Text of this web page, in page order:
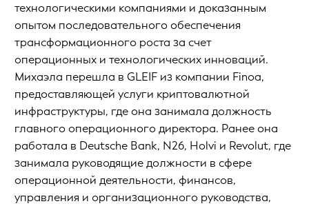
технологическими компаниями и доказанным
опытом последовательного обеспечения
трансформационного роста за счет
операционных и технологических инноваций.
Михаэла перешла в GLEIF из компании Finoa,
предоставляющей услуги криптовалютной
инфраструктуры, где она занимала должность
главного операционного директора. Ранее она
работала в Deutsche Bank, N26, Holvi и Revolut, где
занимала руководящие должности в сфере
операционной деятельности, финансов,
управления и организационного руководства,